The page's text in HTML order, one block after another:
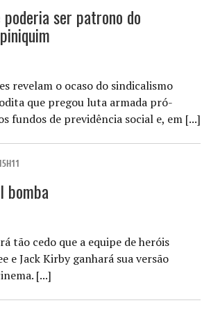
ser patrono do
revelam o ocaso do sindicalismo
que pregou luta armada pró-
fundos de previdência social e, em [...]
bomba
tão cedo que a equipe de heróis
e Jack Kirby ganhará sua versão
[...]